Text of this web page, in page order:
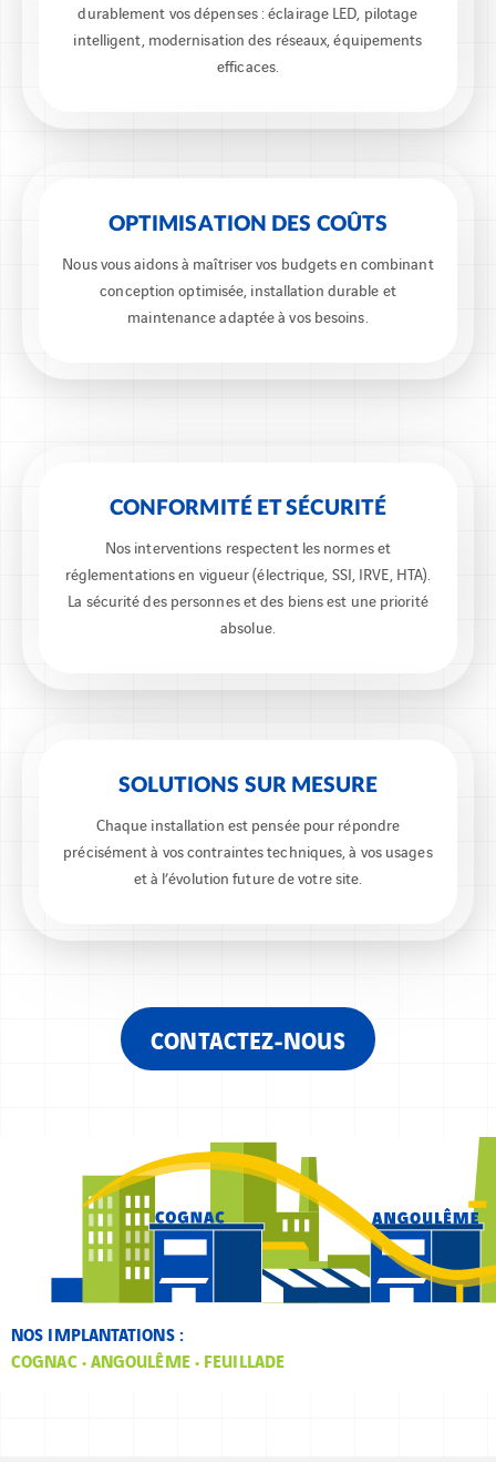
durablement vos dépenses : éclairage LED, pilotage
intelligent, modernisation des réseaux, équipements
efficaces.
OPTIMISATION DES COÛTS
Nous vous aidons à maîtriser vos budgets en combinant
conception optimisée, installation durable et
maintenance adaptée à vos besoins.
CONFORMITÉ ET SÉCURITÉ
Nos interventions respectent les normes et
réglementations en vigueur (électrique, SSI, IRVE, HTA).
La sécurité des personnes et des biens est une priorité
absolue.
SOLUTIONS SUR MESURE
Chaque installation est pensée pour répondre
précisément à vos contraintes techniques, à vos usages
et à l’évolution future de votre site.
CONTACTEZ‑NOUS
NOS IMPLANTATIONS :
COGNAC • ANGOULÊME • FEUILLADE